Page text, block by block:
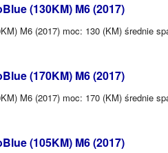
(130KM) M6 (2017)
M6 (2017) moc: 130 (KM) średnie
(170KM) M6 (2017)
M6 (2017) moc: 170 (KM) średnie
(105KM) M6 (2017)